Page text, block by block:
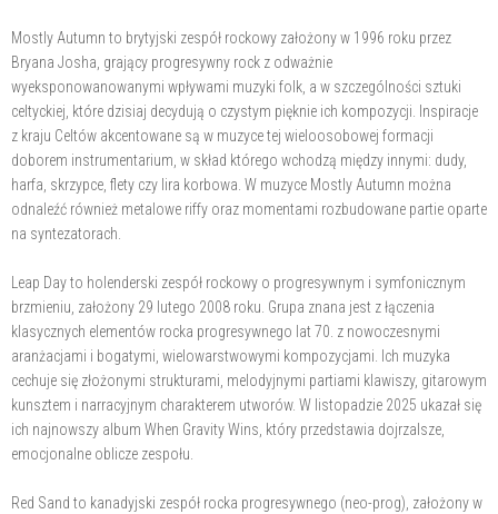
Mostly Autumn to brytyjski zespół rockowy założony w 1996 roku przez
Bryana Josha, grający progresywny rock z odważnie
wyeksponowanowanymi wpływami muzyki folk, a w szczególności sztuki
celtyckiej, które dzisiaj decydują o czystym pięknie ich kompozycji. Inspiracje
z kraju Celtów akcentowane są w muzyce tej wieloosobowej formacji
doborem instrumentarium, w skład którego wchodzą między innymi: dudy,
harfa, skrzypce, flety czy lira korbowa. W muzyce Mostly Autumn można
odnaleźć również metalowe riffy oraz momentami rozbudowane partie oparte
na syntezatorach.
Leap Day to holenderski zespół rockowy o progresywnym i symfonicznym
brzmieniu, założony 29 lutego 2008 roku. Grupa znana jest z łączenia
klasycznych elementów rocka progresywnego lat 70. z nowoczesnymi
aranżacjami i bogatymi, wielowarstwowymi kompozycjami. Ich muzyka
cechuje się złożonymi strukturami, melodyjnymi partiami klawiszy, gitarowym
kunsztem i narracyjnym charakterem utworów. W listopadzie 2025 ukazał się
ich najnowszy album When Gravity Wins, który przedstawia dojrzalsze,
emocjonalne oblicze zespołu.
Red Sand to kanadyjski zespół rocka progresywnego (neo-prog), założony w